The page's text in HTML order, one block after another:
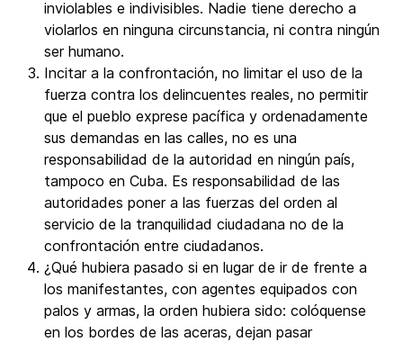
inviolables e indivisibles. Nadie tiene derecho a
violarlos en ninguna circunstancia, ni contra ningún
ser humano.
Incitar a la confrontación, no limitar el uso de la
fuerza contra los delincuentes reales, no permitir
que el pueblo exprese pacífica y ordenadamente
sus demandas en las calles, no es una
responsabilidad de la autoridad en ningún país,
tampoco en Cuba. Es responsabilidad de las
autoridades poner a las fuerzas del orden al
servicio de la tranquilidad ciudadana no de la
confrontación entre ciudadanos.
¿Qué hubiera pasado si en lugar de ir de frente a
los manifestantes, con agentes equipados con
palos y armas, la orden hubiera sido: colóquense
en los bordes de las aceras, dejan pasar